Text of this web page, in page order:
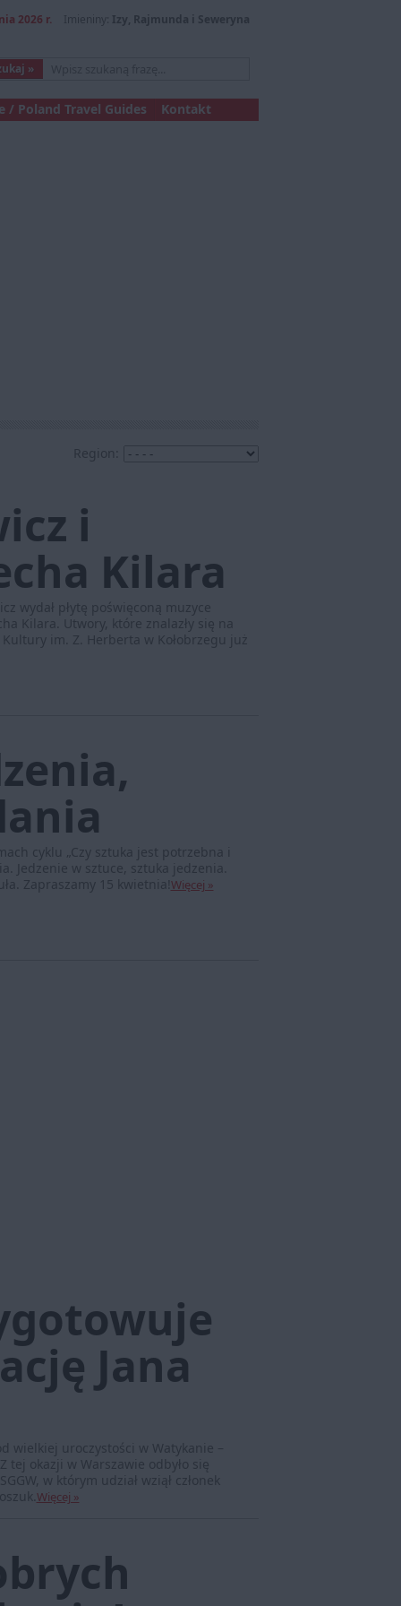
2026 r. Imieniny: Izy, Rajmunda i Seweryna
/ Poland Travel Guides Kontakt
Region:
i
Kilara
wydał płytę poświęconą muzyce
Kilara. Utwory, które znalazły się na
im. Z. Herberta w Kołobrzegu już
cyklu „Czy sztuka jest potrzebna i
Jedzenie w sztuce, sztuka jedzenia.
Zapraszamy 15 kwietnia! Więcej »
Jana
wielkiej uroczystości w Watykanie –
tej okazji w Warszawie odbyło się
w którym udział wziął członek
Więcej »